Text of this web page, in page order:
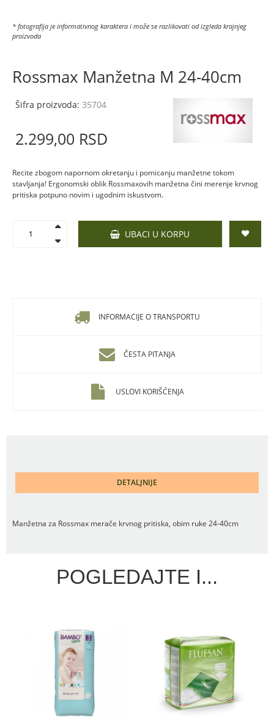
* fotografija je informativnog karaktera i može se razlikovati od izgleda krajnjeg
proizvoda
Rossmax Manžetna M 24-40cm
Šifra proizvoda: 35704
2.299,00 RSD
Recite zbogom napornom okretanju i pomicanju manžetne tokom
stavljanja! Ergonomski oblik Rossmaxovih manžetna čini merenje krvnog
pritiska potpuno novim i ugodnim iskustvom.
UBACI U KORPU
INFORMACIJE O TRANSPORTU
ČESTA PITANJA
USLOVI KORIŠĆENJA
DETALJNIJE
Manžetna za Rossmax merače krvnog pritiska, obim ruke 24-40cm
POGLEDAJTE I...